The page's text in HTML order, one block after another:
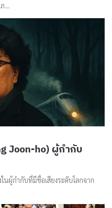
ภ…
Joon-ho) ผู้กำกับ
นผู้กำกับที่มีชื่อเสียงระดับโลกจาก